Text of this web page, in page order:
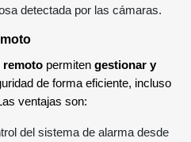
detectada por las cámaras.
remoto permiten gestionar y
de forma eficiente, incluso
ventajas son:
del sistema de alarma desde